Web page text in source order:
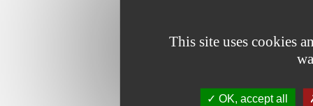
This site uses cookies
OK, accept all